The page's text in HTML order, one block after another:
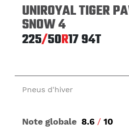
UNIROYAL TIGER
SNOW 4
225/50R1794T
Pneus d'hiver
Note globale 8.6 / 10